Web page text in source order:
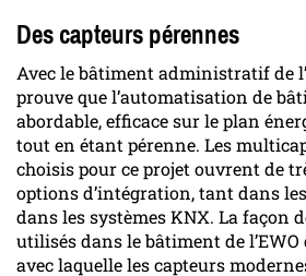
Des capteurs pérennes
Avec le bâtiment administratif de
prouve que l’automatisation de
abordable, efficace sur le plan
tout en étant pérenne. Les
choisis pour ce projet ouvrent de
options d’intégration, tant dans
dans les systèmes KNX. La façon
utilisés dans le bâtiment de
avec laquelle les capteurs